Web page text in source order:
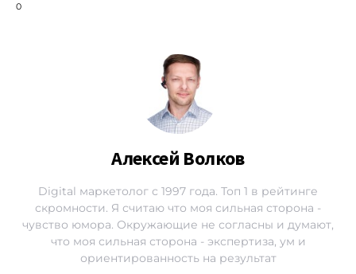
0
Алексей Волков
Digital маркетолог с 1997 года. Топ 1 в рейтинге
скромности. Я считаю что моя сильная сторона -
чувство юмора. Окружающие не согласны и думают,
что моя сильная сторона - экспертиза, ум и
ориентированность на результат